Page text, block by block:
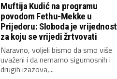
Muftija Kudić na programu
povodom Fethu-Mekke u
Prijedoru: Sloboda je vrijednost
za koju se vrijedi žrtvovati
Naravno, voljeli bismo da smo više
uvaženi i da nemamo sigurnosnih i
drugih izazova,...